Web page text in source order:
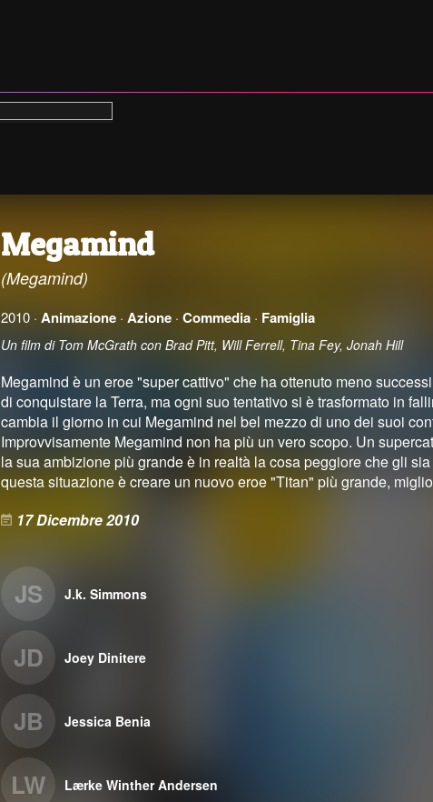
Megamind
(Megamind)
2010 · Animazione ·Azione ·Commedia · Famiglia
Un film di Tom McGrath con Brad Pitt, Will Ferrell, Tina Fey, Jonah Hill
Megamind è un eroe "super cattivo" che ha ottenuto meno
di conquistare la Terra, ma ogni suo tentativo si è trasformato in
cambia il giorno in cui Megamind nel bel mezzo di uno dei suoi
Improvvisamente Megamind non ha più un vero scopo. Un
la sua ambizione più grande è in realtà la cosa peggiore che gli
questa situazione è creare un nuovo eroe "Titan" più grande,
17 Dicembre 2010
JS J.k. Simmons
JD Joey Dinitere
JB Jessica Benia
LW Lærke Winther Andersen